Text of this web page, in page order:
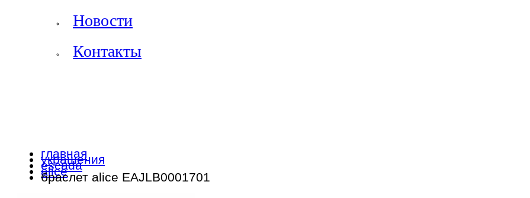
Новости
Контакты
главная
украшения
escada
alice
браслет alice EAJLB0001701